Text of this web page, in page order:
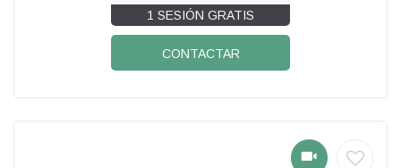
1 SESIÓN GRATIS
CONTACTAR